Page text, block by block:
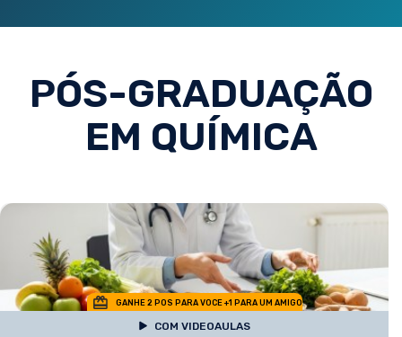
PÓS-GRADUAÇÃO
EM QUÍMICA
GANHE 2 POS PARA VOCE +1 PARA UM AMIGO
COM VIDEOAULAS